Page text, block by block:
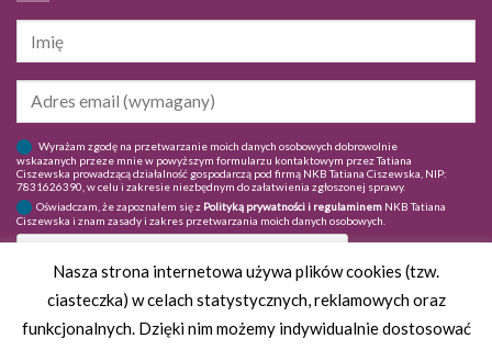
Wyrażam zgodę na przetwarzanie moich danych osobowych dobrowolnie
wskazanych przeze mnie w powyższym formularzu kontaktowym przez Tatiana
Ciszewska prowadzącą działalność gospodarczą pod firmą NKB Tatiana Ciszewska, NIP:
7831626390, w celu i zakresie niezbędnym do załatwienia zgłoszonej sprawy.
Oświadczam, że zapoznałem się z Polityką prywatności i regulaminem NKB Tatiana
Ciszewska i znam zasady i zakres przetwarzania moich danych osobowych.
Nasza strona internetowa używa plików cookies (tzw.
ciasteczka) w celach statystycznych, reklamowych oraz
funkcjonalnych. Dzięki nim możemy indywidualnie dostosować